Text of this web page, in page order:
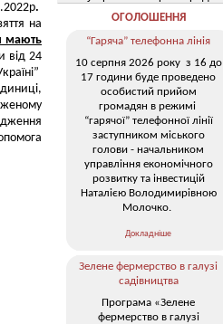
.
на
мають
від 24
ОГОЛОШЕННЯ
“Гаряча” телефонна лінія
10 серпня 2026 року з 16 до
17 години буде проведено
особистий прийом
громадян в режимі
“гарячої” телефонної лінії
заступником міського
голови - начальником
управління економічного
розвитку та інвестицій
Наталією Володимирівною
Молочко.
Докладніше
Зелене фермерство в галузі
садівництва
Програма «Зелене
фермерство в галузі